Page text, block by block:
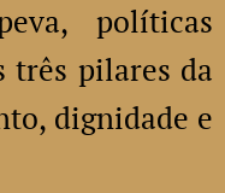
políticas
três pilares da
dignidade e